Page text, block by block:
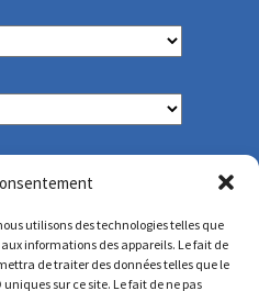
utilisons des technologies telles que
informations des appareils. Le fait de
de traiter des données telles que le
sur ce site. Le fait de ne pas